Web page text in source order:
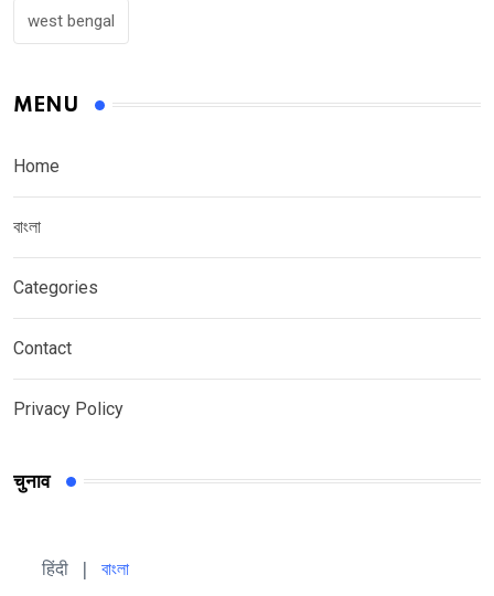
west bengal
MENU
Home
বাংলা
Categories
Contact
Privacy Policy
चुनाव
हिंदी বাংলা